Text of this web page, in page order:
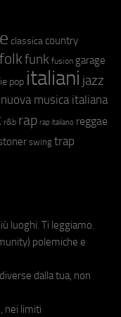
classica country
folkfunk fusion garage
pop italiani jazz
nuova musica italiana
r&b rap rap italiano reggae
swing trap
luoghi. Ti leggiamo.
polemiche e
dalla tua, non
nei limiti